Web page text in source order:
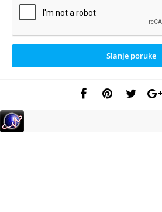
Slanje poruke